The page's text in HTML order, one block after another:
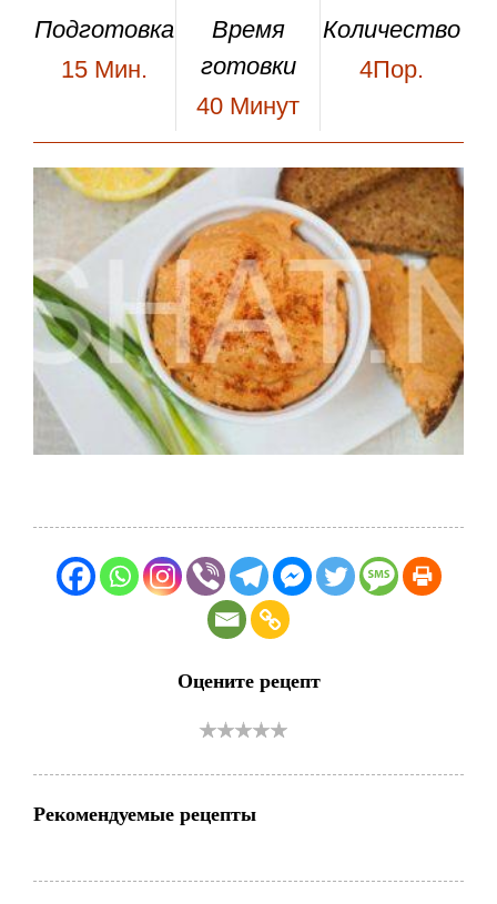
Подготовка
15 Мин.
Время
готовки
40 Минут
Количество
4Пор.
Оцените рецепт
Рекомендуемые рецепты